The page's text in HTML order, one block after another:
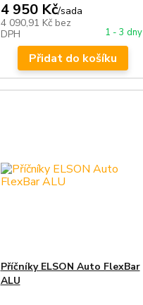
4 950 Kč/sada
4 090,91 Kč bez
DPH
1 - 3 dny
Přidat do košíku
Příčníky ELSON Auto FlexBar
ALU